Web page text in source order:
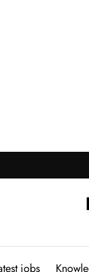
jobs